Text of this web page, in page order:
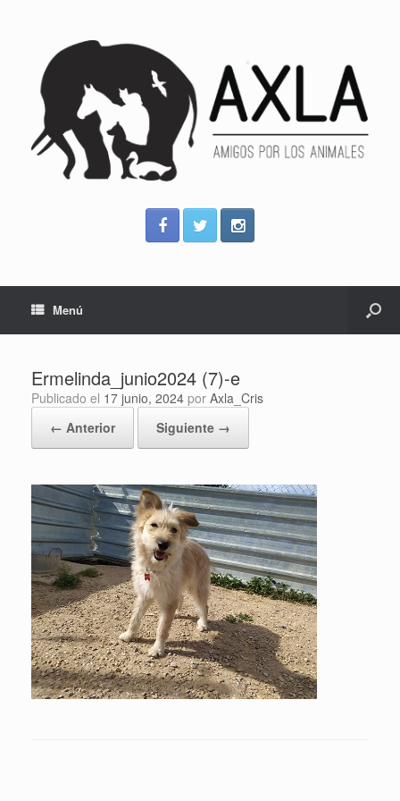
Menú
Ermelinda_junio2024 (7)-e
Publicado el 17 junio, 2024 por Axla_Cris
← Anterior
Siguiente →